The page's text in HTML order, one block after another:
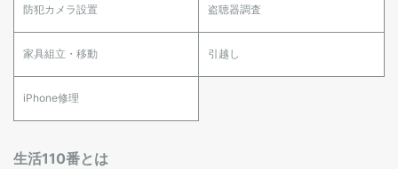
防犯カメラ設置 盗聴器調査
家具組立・移動 引越し
iPhone修理
生活110番とは